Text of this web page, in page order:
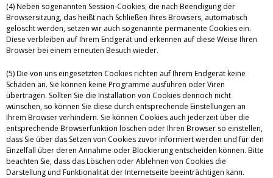
(4) Neben sogenannten Session-Cookies, die nach Beendigung der
Browsersitzung, das heißt nach Schließen Ihres Browsers, automatisch
gelöscht werden, setzen wir auch sogenannte permanente Cookies ein.
Diese verbleiben auf Ihrem Endgerät und erkennen auf diese Weise Ihren
Browser bei einem erneuten Besuch wieder.
(5) Die von uns eingesetzten Cookies richten auf Ihrem Endgerät keine
Schäden an. Sie können keine Programme ausführen oder Viren
übertragen. Sollten Sie die Installation von Cookies dennoch nicht
wünschen, so können Sie diese durch entsprechende Einstellungen an
Ihrem Browser verhindern. Sie können Cookies auch jederzeit über die
entsprechende Browserfunktion löschen oder Ihren Browser so einstellen,
dass Sie über das Setzen von Cookies zuvor informiert werden und für den
Einzelfall über deren Annahme oder Blockierung entscheiden können. Bitte
beachten Sie, dass das Löschen oder Ablehnen von Cookies die
Darstellung und Funktionalität der Internetseite beeinträchtigen kann.